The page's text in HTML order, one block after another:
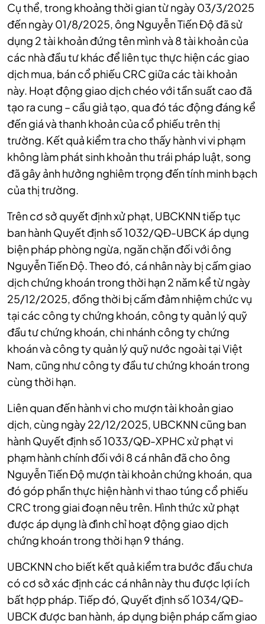
Cụ thể, trong khoảng thời gian từ ngày 03/3/2025
đến ngày 01/8/2025, ông Nguyễn Tiến Độ đã sử
dụng 2 tài khoản đứng tên mình và 8 tài khoản của
các nhà đầu tư khác để liên tục thực hiện các giao
dịch mua, bán cổ phiếu CRC giữa các tài khoản
này. Hoạt động giao dịch chéo với tần suất cao đã
tạo ra cung – cầu giả tạo, qua đó tác động đáng kể
đến giá và thanh khoản của cổ phiếu trên thị
trường. Kết quả kiểm tra cho thấy hành vi vi phạm
không làm phát sinh khoản thu trái pháp luật, song
đã gây ảnh hưởng nghiêm trọng đến tính minh bạch
của thị trường.
Trên cơ sở quyết định xử phạt, UBCKNN tiếp tục
ban hành Quyết định số 1032/QĐ-UBCK áp dụng
biện pháp phòng ngừa, ngăn chặn đối với ông
Nguyễn Tiến Độ. Theo đó, cá nhân này bị cấm giao
dịch chứng khoán trong thời hạn 2 năm kể từ ngày
25/12/2025, đồng thời bị cấm đảm nhiệm chức vụ
tại các công ty chứng khoán, công ty quản lý quỹ
đầu tư chứng khoán, chi nhánh công ty chứng
khoán và công ty quản lý quỹ nước ngoài tại Việt
Nam, cũng như công ty đầu tư chứng khoán trong
cùng thời hạn.
Liên quan đến hành vi cho mượn tài khoản giao
dịch, cùng ngày 22/12/2025, UBCKNN cũng ban
hành Quyết định số 1033/QĐ-XPHC xử phạt vi
phạm hành chính đối với 8 cá nhân đã cho ông
Nguyễn Tiến Độ mượn tài khoản chứng khoán, qua
đó góp phần thực hiện hành vi thao túng cổ phiếu
CRC trong giai đoạn nêu trên. Hình thức xử phạt
được áp dụng là đình chỉ hoạt động giao dịch
chứng khoán trong thời hạn 9 tháng.
UBCKNN cho biết kết quả kiểm tra bước đầu chưa
có cơ sở xác định các cá nhân này thu được lợi ích
bất hợp pháp. Tiếp đó, Quyết định số 1034/QĐ-
UBCK được ban hành, áp dụng biện pháp cấm giao